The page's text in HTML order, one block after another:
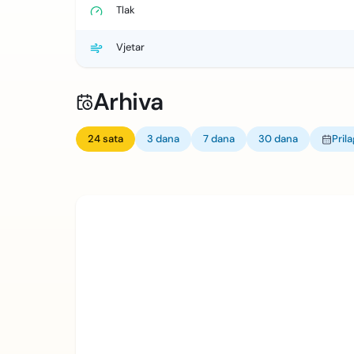
Tlak
Vjetar
Arhiva
24 sata 3 dana 7 dana 30 dana